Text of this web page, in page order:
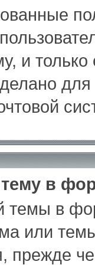
и только
для
тему в
темы в
или
прежде